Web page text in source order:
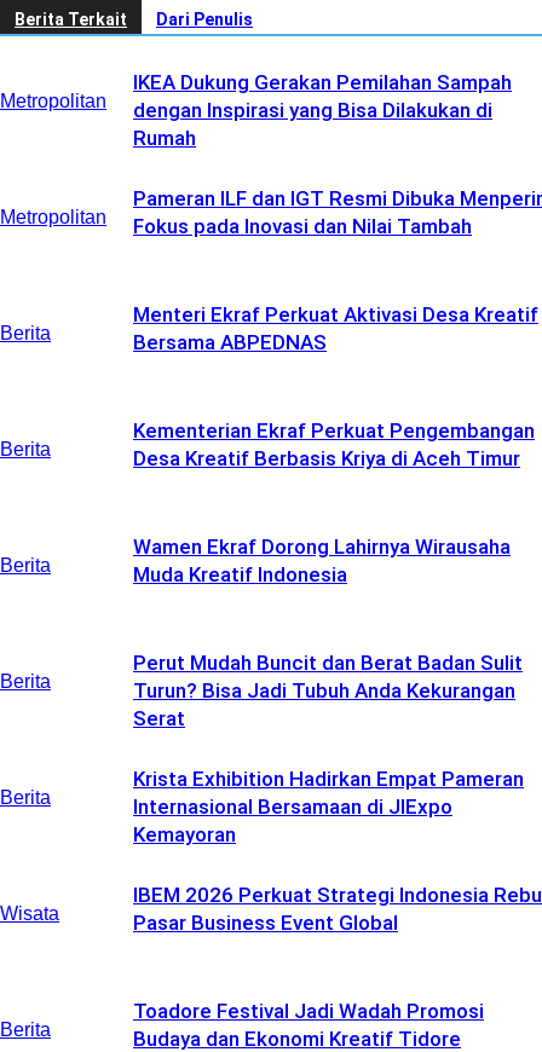
Berita Terkait Dari Penulis
Metropolitan
IKEA Dukung Gerakan Pemilahan Sampah
dengan Inspirasi yang Bisa Dilakukan di
Rumah
Metropolitan
Pameran ILF dan IGT Resmi Dibuka
Fokus pada Inovasi dan Nilai Tambah
Berita
Menteri Ekraf Perkuat Aktivasi Desa Kreatif
Bersama ABPEDNAS
Berita
Kementerian Ekraf Perkuat Pengembangan
Desa Kreatif Berbasis Kriya di Aceh Timur
Berita
Wamen Ekraf Dorong Lahirnya Wirausaha
Muda Kreatif Indonesia
Berita
Perut Mudah Buncit dan Berat Badan Sulit
Turun? Bisa Jadi Tubuh Anda Kekurangan
Serat
Berita
Krista Exhibition Hadirkan Empat Pameran
Internasional Bersamaan di JIExpo
Kemayoran
Wisata
IBEM 2026 Perkuat Strategi Indonesia
Pasar Business Event Global
Berita
Toadore Festival Jadi Wadah Promosi
Budaya dan Ekonomi Kreatif Tidore